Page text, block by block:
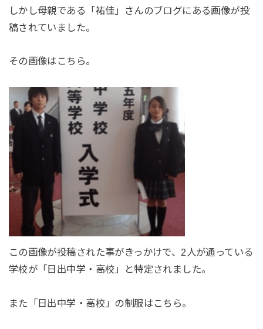
しかし母親である「祐佳」さんのブログにある画像が投
稿されていました。
その画像はこちら。
この画像が投稿された事がきっかけで、2人が通っている
学校が「日出中学・高校」と特定されました。
また「日出中学・高校」の制服はこちら。